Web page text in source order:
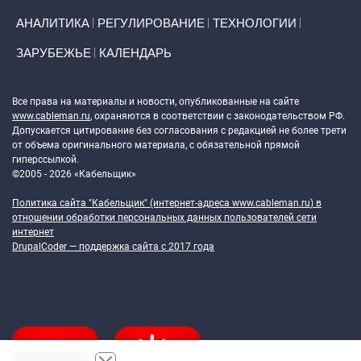
АНАЛИТИКА РЕГУЛИРОВАНИЕ ТЕХНОЛОГИИ
ЗАРУБЕЖЬЕ КАЛЕНДАРЬ
Все права на материалы и новости, опубликованные на сайте
www.cableman.ru, охраняются в соответствии с законодательством РФ.
Допускается цитирование без согласования с редакцией не более трети
от объема оригинального материала, с обязательной прямой
гиперссылкой.
©2005 - 2026 «Кабельщик»
Политика сайта "Кабельщик" (интернет-адреса www.cableman.ru) в
отношении обработки персональных данных пользователей сети
интернет
DrupalCoder — поддержка сайта c 2017 года